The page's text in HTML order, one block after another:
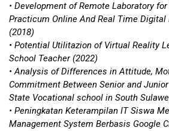
• Development of Remote Laboratory
Practicum Online And Real Time
(2018)
• Potential Utilitazion of Virtual Reality
School Teacher (2022)
• Analysis of Differences in Attitude,
Commitment Between Senior and
State Vocational school in South
• Peningkatan Keterampilan IT Siswa
Management System Berbasis Google